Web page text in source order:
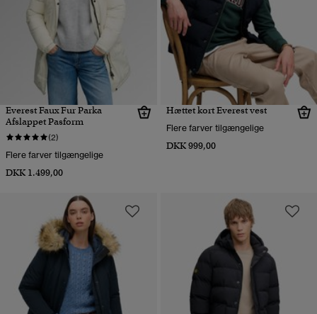
Everest Faux Fur Parka
Afslappet Pasform
(2)
Flere farver tilgængelige
DKK 1.499,00
Hættet kort Everest vest
Flere farver tilgængelige
DKK 999,00